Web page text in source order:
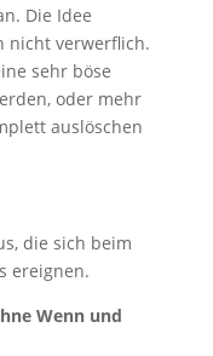
Die Idee
nicht verwerflich.
sehr böse
oder mehr
auslöschen
die sich beim
ereignen.
Wenn und